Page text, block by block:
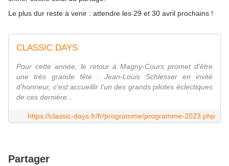
Le plus dur reste à venir : attendre les 29 et 30 avril prochains !
CLASSIC DAYS
Pour cette année, le retour à Magny-Cours promet d'être
une très grande fête : Jean-Louis Schlesser en invité
d'honneur, c'est accueillir l'un des grands pilotes éclectiques
de ces dernière...
https://classic-days.fr/fr/programme/programme-2023.php
Partager